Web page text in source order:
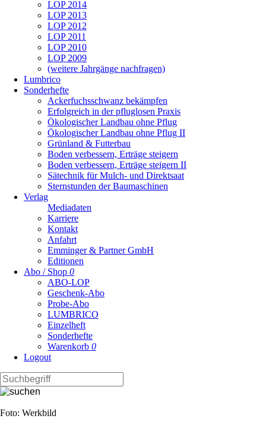
LOP 2014
LOP 2013
LOP 2012
LOP 2011
LOP 2010
LOP 2009
(weitere Jahrgänge nachfragen)
Lumbrico
Sonderhefte
Ackerfuchsschwanz bekämpfen
Erfolgreich in der pfluglosen Praxis
Ökologischer Landbau ohne Pflug
Ökologischer Landbau ohne Pflug II
Grünland & Futterbau
Boden verbessern, Erträge steigern
Boden verbessern, Erträge steigern II
Sätechnik für Mulch- und Direktsaat
Sternstunden der Baumaschinen
Verlag
Mediadaten
Karriere
Kontakt
Anfahrt
Emminger & Partner GmbH
Editionen
Abo / Shop 0
ABO-LOP
Geschenk-Abo
Probe-Abo
LUMBRICO
Einzelheft
Sonderhefte
Warenkorb 0
Logout
Foto: Werkbild